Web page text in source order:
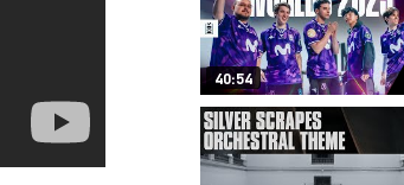
40:54